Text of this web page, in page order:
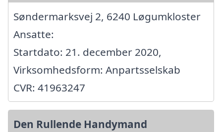
Søndermarksvej 2, 6240 Løgumkloster
Ansatte:
Startdato: 21. december 2020,
Virksomhedsform: Anpartsselskab
CVR: 41963247
Den Rullende Handymand